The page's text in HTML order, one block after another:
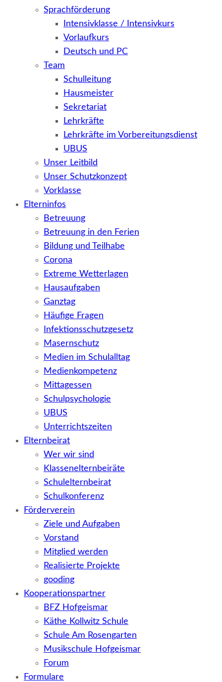
Sprachförderung
Intensivklasse / Intensivkurs
Vorlaufkurs
Deutsch und PC
Team
Schulleitung
Hausmeister
Sekretariat
Lehrkräfte
Lehrkräfte im Vorbereitungsdienst
UBUS
Unser Leitbild
Unser Schutzkonzept
Vorklasse
Elterninfos
Betreuung
Betreuung in den Ferien
Bildung und Teilhabe
Corona
Extreme Wetterlagen
Hausaufgaben
Ganztag
Häufige Fragen
Infektionsschutzgesetz
Masernschutz
Medien im Schulalltag
Medienkompetenz
Mittagessen
Schulpsychologie
UBUS
Unterrichtszeiten
Elternbeirat
Wer wir sind
Klassenelternbeiräte
Schulelternbeirat
Schulkonferenz
Förderverein
Ziele und Aufgaben
Vorstand
Mitglied werden
Realisierte Projekte
gooding
Kooperationspartner
BFZ Hofgeismar
Käthe Kollwitz Schule
Schule Am Rosengarten
Musikschule Hofgeismar
Forum
Formulare